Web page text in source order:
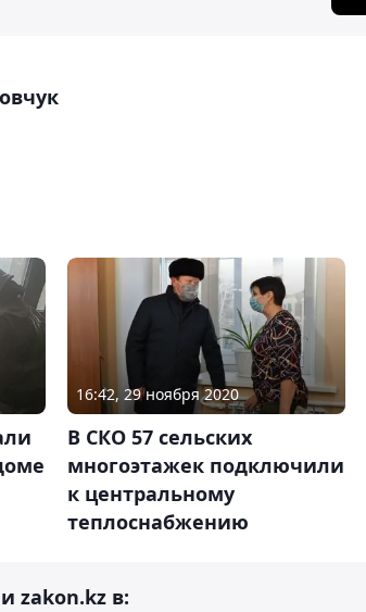
16:42, 29 ноября 2020
В СКО 57 сельских
многоэтажек подключили
к центральному
теплоснабжению
zakon.kz в: